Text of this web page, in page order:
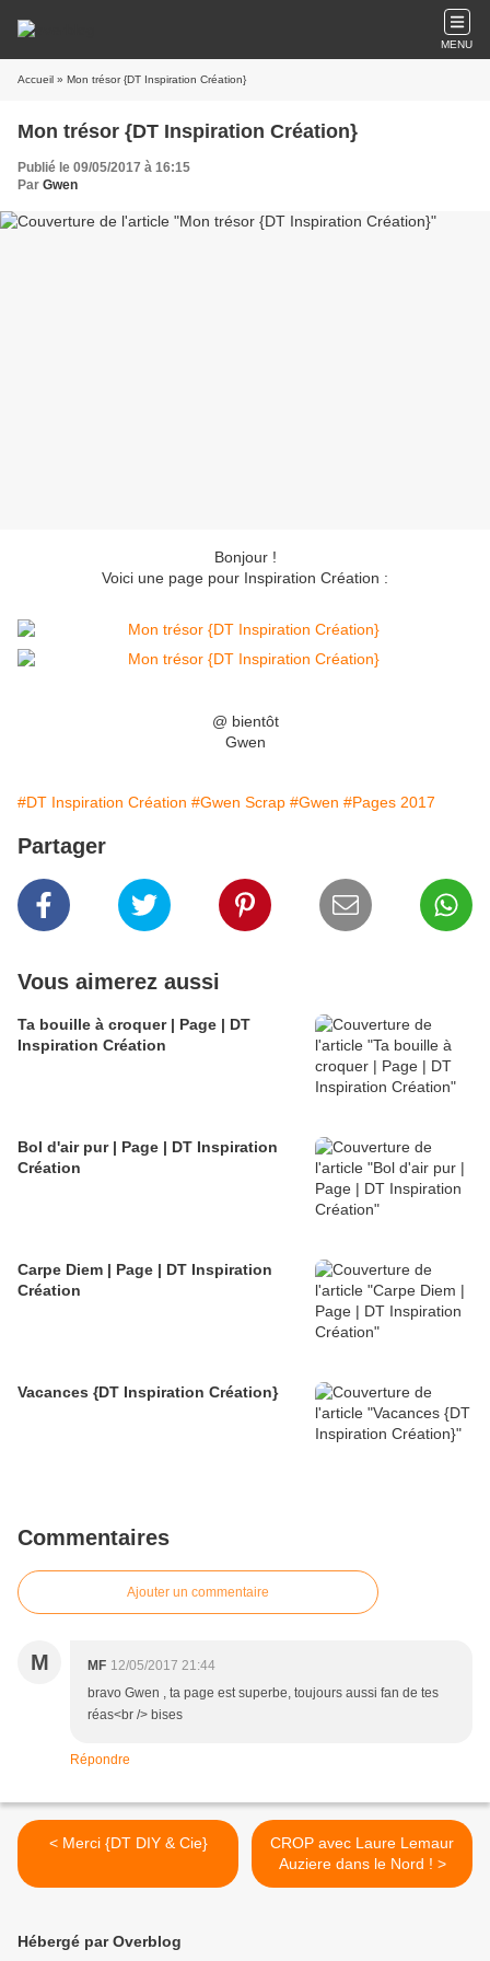
MENU
Accueil » Mon trésor {DT Inspiration Création}
Mon trésor {DT Inspiration Création}
Publié le 09/05/2017 à 16:15
Par Gwen
Bonjour !
Voici une page pour Inspiration Création :
@ bientôt
Gwen
#DT Inspiration Création #Gwen Scrap #Gwen #Pages 2017
Partager
Vous aimerez aussi
Ta bouille à croquer | Page | DT
Inspiration Création
Bol d'air pur | Page | DT Inspiration
Création
Carpe Diem | Page | DT Inspiration
Création
Vacances {DT Inspiration Création}
Commentaires
Ajouter un commentaire
M MF 12/05/2017 21:44
bravo Gwen , ta page est superbe, toujours aussi fan de tes
réas<br /> bises
Répondre
< Merci {DT DIY & Cie}
CROP avec Laure Lemaur
Auziere dans le Nord ! >
Hébergé par Overblog